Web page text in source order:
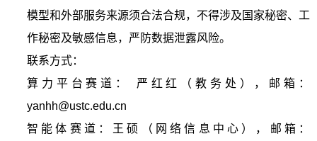
模型和外部服务来源须合法合规，不得涉及国家秘密、工
作秘密及敏感信息，严防数据泄露风险。
联系方式：
算力平台赛道： 严红红（教务处），邮箱：
yanhh@ustc.edu.cn
智能体赛道：王硕（网络信息中心），邮箱：